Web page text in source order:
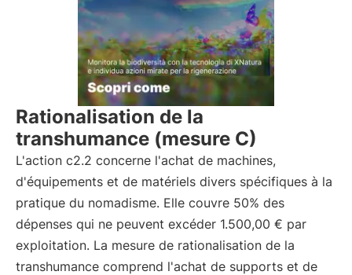
Rationalisation de la
transhumance (mesure C)
L'action c2.2 concerne l'achat de machines,
d'équipements et de matériels divers spécifiques à la
pratique du nomadisme. Elle couvre 50% des
dépenses qui ne peuvent excéder 1.500,00 € par
exploitation. La mesure de rationalisation de la
transhumance comprend l'achat de supports et de